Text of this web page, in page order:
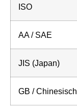
ISO
AA / SAE
JIS (Japan)
GB / Chinesisch